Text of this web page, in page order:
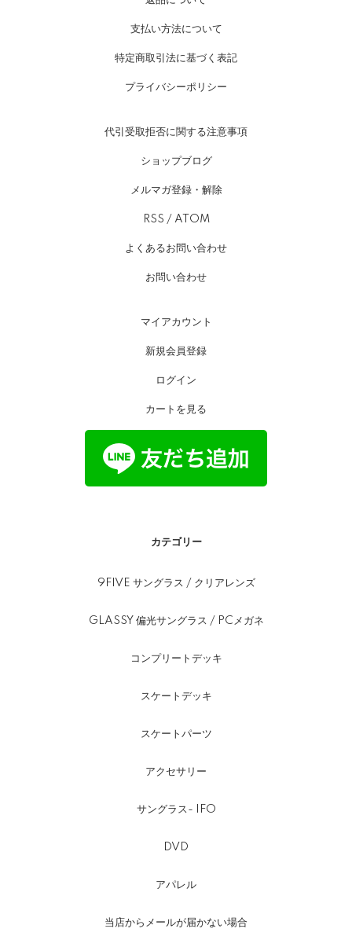
支払い方法について
特定商取引法に基づく表記
プライバシーポリシー
代引受取拒否に関する注意事項
ショップブログ
メルマガ登録・解除
RSS / ATOM
よくあるお問い合わせ
お問い合わせ
マイアカウント
新規会員登録
ログイン
カートを見る
カテゴリー
9FIVE サングラス / クリアレンズ
GLASSY 偏光サングラス / PCメガネ
コンプリートデッキ
スケートデッキ
スケートパーツ
アクセサリー
サングラス- IFO
DVD
アパレル
当店からメールが届かない場合